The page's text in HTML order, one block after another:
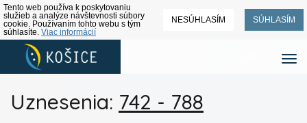
Tento web používa k poskytovaniu
služieb a analýze návštevnosti súbory
cookie. Používaním tohto webu s tým
súhlasíte. Viac informácií
NESÚHLASÍM SÚHLASÍM
Uznesenia: 742 - 788